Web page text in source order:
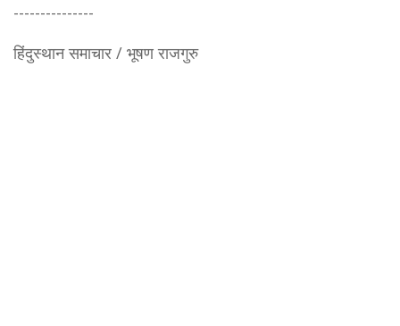
---------------
हिंदुस्थान समाचार / भूषण राजगुरु